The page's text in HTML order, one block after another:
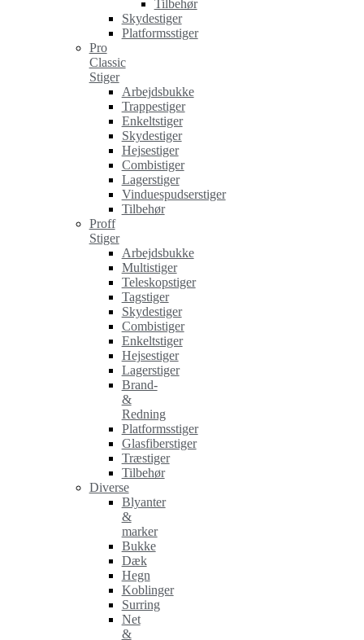
Tilbehør
Skydestiger
Platformsstiger
Pro
Classic
Stiger
Arbejdsbukke
Trappestiger
Enkeltstiger
Skydestiger
Hejsestiger
Combistiger
Lagerstiger
Vinduespudserstiger
Tilbehør
Proff
Stiger
Arbejdsbukke
Multistiger
Teleskopstiger
Tagstiger
Skydestiger
Combistiger
Enkeltstiger
Hejsestiger
Lagerstiger
Brand-
&
Redning
Platformsstiger
Glasfiberstiger
Træstiger
Tilbehør
Diverse
Blyanter
&
marker
Bukke
Dæk
Hegn
Koblinger
Surring
Net
&